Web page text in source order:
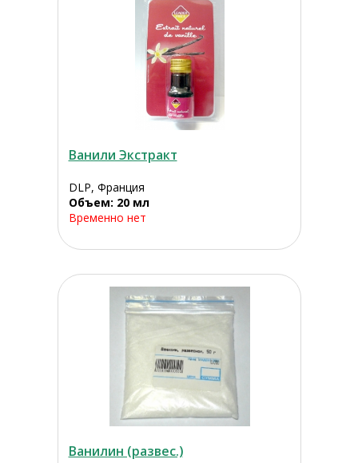
Ванили Экстракт
DLP, Франция
Объем: 20 мл
Временно нет
Ванилин (развес.)